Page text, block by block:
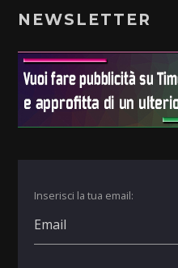
NEWSLETTER
Inserisci la tua email: